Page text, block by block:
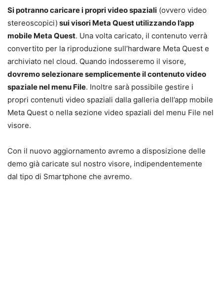
Si potranno caricare i propri video spaziali (ovvero video
stereoscopici) sui visori Meta Quest utilizzando l’app
mobile Meta Quest. Una volta caricato, il contenuto verrà
convertito per la riproduzione sull’hardware Meta Quest e
archiviato nel cloud. Quando indosseremo il visore,
dovremo selezionare semplicemente il contenuto video
spaziale nel menu File. Inoltre sarà possibile gestire i
propri contenuti video spaziali dalla galleria dell’app mobile
Meta Quest o nella sezione video spaziali del menu File nel
visore.
Con il nuovo aggiornamento avremo a disposizione delle
demo già caricate sul nostro visore, indipendentemente
dal tipo di Smartphone che avremo.